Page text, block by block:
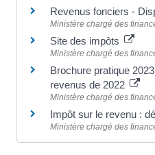
Revenus fonciers -
Ministère chargé des
Site des impôts
Ministère chargé des
Brochure pratique
revenus de 2022
Ministère chargé des
Impôt sur le revenu :
Ministère chargé des